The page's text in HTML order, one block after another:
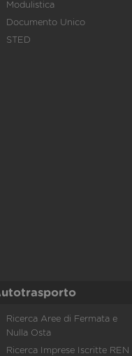
Modulistica
Documento Unico
STED
Ricerca Aree di Fermata e
Nulla Osta
Ricerca Imprese Iscritte REN